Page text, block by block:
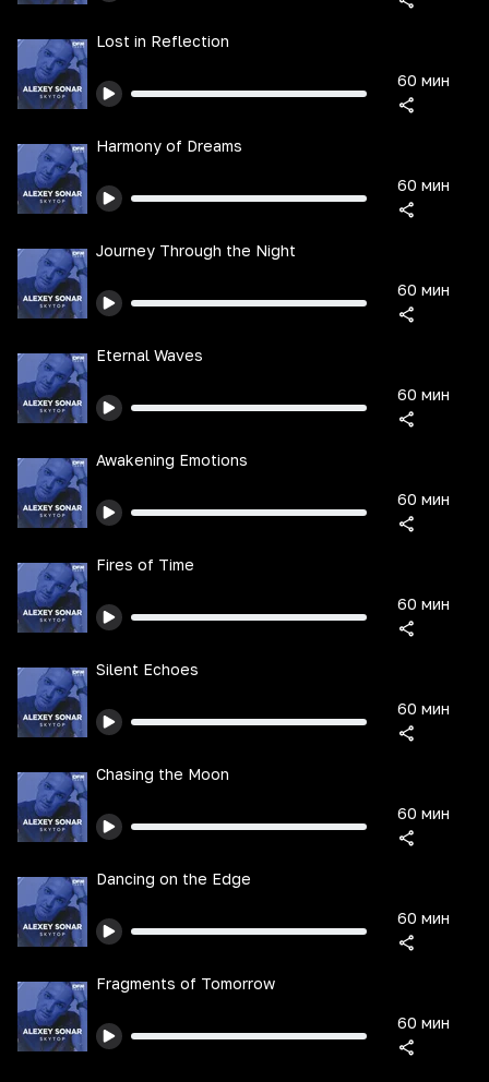
Lost in Reflection
60 мин
Harmony of Dreams
60 мин
Journey Through the Night
60 мин
Eternal Waves
60 мин
Awakening Emotions
60 мин
Fires of Time
60 мин
Silent Echoes
60 мин
Chasing the Moon
60 мин
Dancing on the Edge
60 мин
Fragments of Tomorrow
60 мин